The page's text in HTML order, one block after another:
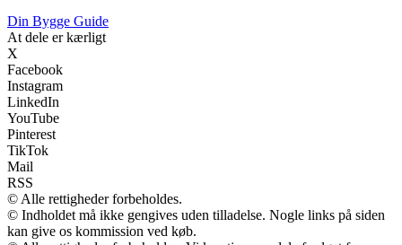
Din Bygge Guide
At dele er kærligt
X
Facebook
Instagram
LinkedIn
YouTube
Pinterest
TikTok
Mail
RSS
© Alle rettigheder forbeholdes.
© Indholdet må ikke gengives uden tilladelse. Nogle links på siden
kan give os kommission ved køb.